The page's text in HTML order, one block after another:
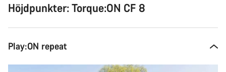
Höjdpunkter: Torque:ON CF 8
Play:ON repeat